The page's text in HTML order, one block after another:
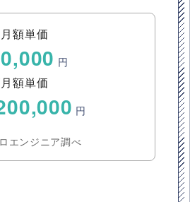
額単価
円
額単価
円
エンジニア調べ